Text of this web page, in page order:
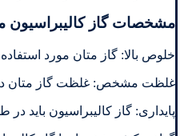
مشخصات گاز کالیبراسیون
خلوص بالا: گاز متان مورد
غلظت مشخص: غلظت گاز متان در
پایداری: گاز کالیبراسیون باید